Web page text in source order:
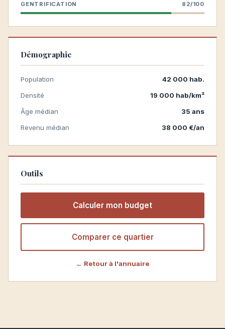
GENTRIFICATION 82/100
Démographie
Population
42 000 hab.
Densité
19 000 hab/km²
Âge médian
35 ans
Revenu médian
38 000 €/an
Outils
Calculer mon budget
Comparer ce quartier
← Retour à l'annuaire